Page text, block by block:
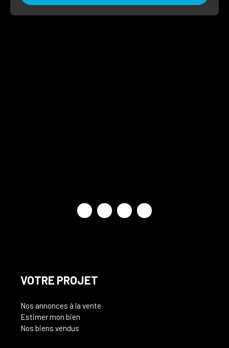
VOTRE PROJET
Nos annonces à la vente
Estimer mon bien
Nos biens vendus